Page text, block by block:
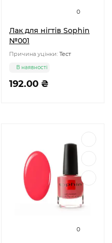
0
Лак для нігтів Sophin
№001
Причина уцінки: Тест
192.00 ₴
В наявності
0